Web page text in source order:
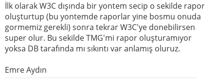
İlk olarak W3C dışında bir yontem secip o sekilde rapor
oluşturtup (bu yontemde raporlar yine bosmu onuda
gormemiz gerekli) sonra tekrar W3C'ye donebilirsen
super olur. Bu sekilde TMG'mi rapor oluşturamıyor
yoksa DB tarafında mı sıkıntı var anlamış oluruz.
Emre Aydın